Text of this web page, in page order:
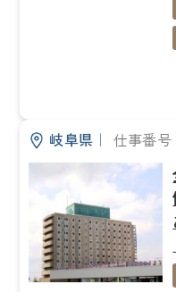
岐阜県｜ 仕事番号